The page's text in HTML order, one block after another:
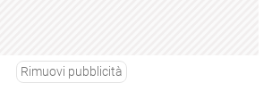
Rimuovi pubblicità